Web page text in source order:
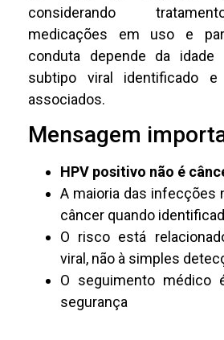
considerando
medicações em uso e
conduta depende da idade
subtipo viral identificado
associados.
Mensagem
HPV positivo não é
A maioria das infecções
câncer quando
O risco está
viral, não à simples
O seguimento médico
segurança